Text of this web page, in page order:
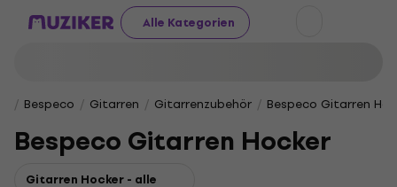
Alle Kategorien
Bespeco Gitarren Gitarrenzubehör Bespeco Gitarren
Bespeco Gitarren Hocker
Gitarren Hocker - alle